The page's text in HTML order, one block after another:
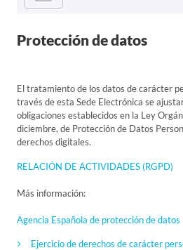
Protección de datos
El tratamiento de los datos de carácter
través de esta Sede Electrónica se
obligaciones establecidos en la Ley
diciembre, de Protección de Datos
derechos digitales.
RELACIÓN DE ACTIVIDADES (RGPD)
Más información:
Agencia Española de protección de datos
Ejercicio de derechos de carácter